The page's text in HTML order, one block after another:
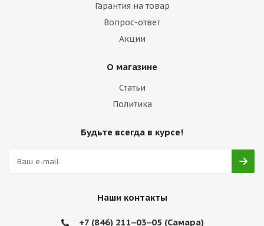
Гарантия на товар
Вопрос-ответ
Акции
О магазине
Статьи
Политика
Будьте всегда в курсе!
Наши контакты
+7 (846) 211‒03‒05 (Самара)